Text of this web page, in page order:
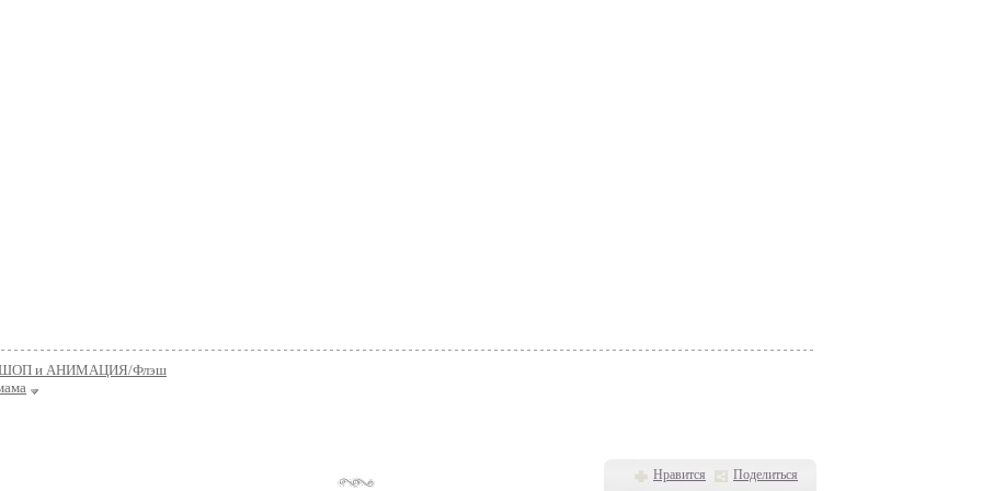
и АНИМАЦИЯ/Флэш
Нравится Поделиться